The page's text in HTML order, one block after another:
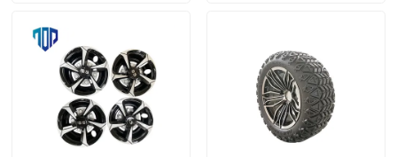
Excursão da fábrica
Controle da qualidade
Contato E.U.